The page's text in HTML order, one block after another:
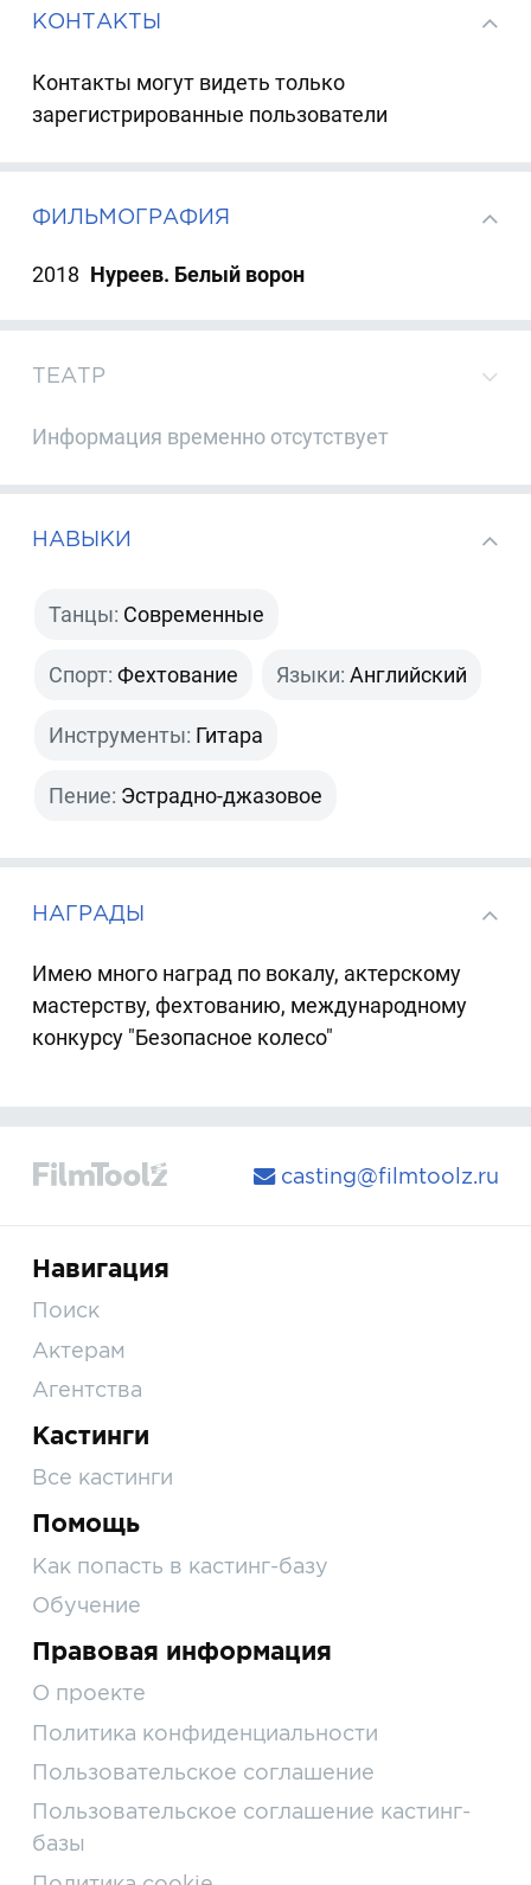
КОНТАКТЫ
Контакты могут видеть только
зарегистрированные пользователи
ФИЛЬМОГРАФИЯ
2018 Нуреев. Белый ворон
ТЕАТР
Информация временно отсутствует
НАВЫКИ
Танцы: Современные
Спорт: Фехтование Языки: Английский
Инструменты: Гитара
Пение: Эстрадно-джазовое
НАГРАДЫ
Имею много наград по вокалу, актерскому
мастерству, фехтованию, международному
конкурсу "Безопасное колесо"
casting@filmtoolz.ru
Навигация
Поиск
Актерам
Агентства
Кастинги
Все кастинги
Помощь
Как попасть в кастинг-базу
Обучение
Правовая информация
О проекте
Политика конфиденциальности
Пользовательское соглашение
Пользовательское соглашение кастинг-
базы